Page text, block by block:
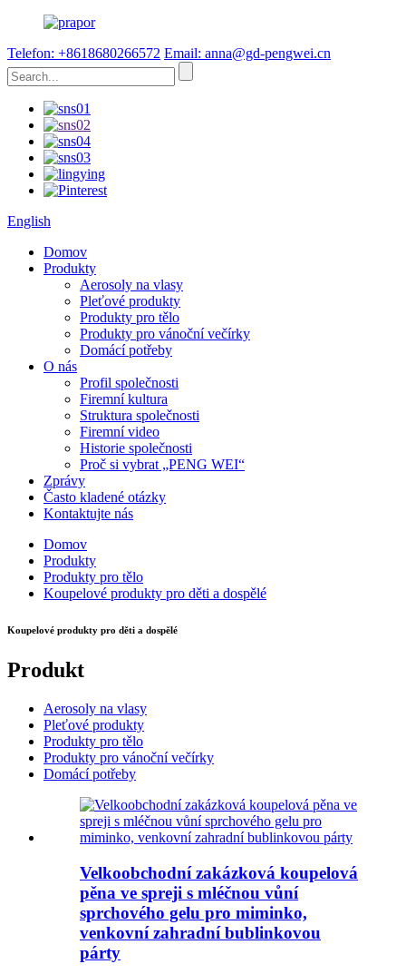
Telefon: +8618680266572 Email: anna@gd-pengwei.cn
English
Domov
Produkty
Aerosoly na vlasy
Pleťové produkty
Produkty pro tělo
Produkty pro vánoční večírky
Domácí potřeby
O nás
Profil společnosti
Firemní kultura
Struktura společnosti
Firemní video
Historie společnosti
Proč si vybrat „PENG WEI“
Zprávy
Často kladené otázky
Kontaktujte nás
Domov
Produkty
Produkty pro tělo
Koupelové produkty pro děti a dospělé
Koupelové produkty pro děti a dospělé
Produkt
Aerosoly na vlasy
Pleťové produkty
Produkty pro tělo
Produkty pro vánoční večírky
Domácí potřeby
Velkoobchodní zakázková koupelová
pěna ve spreji s mléčnou vůní
sprchového gelu pro miminko,
venkovní zahradní bublinkovou
párty